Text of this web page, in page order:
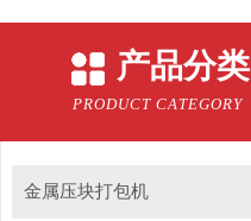
产品分类
PRODUCT CATEGORY
金属压块打包机